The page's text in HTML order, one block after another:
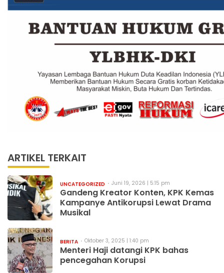
ARTIKEL TERKAIT
UNCATEGORIZED Juni 19, 2026 | 5:15 pm
Gandeng Kreator Konten, KPK Kemas
Kampanye Antikorupsi Lewat Drama
Musikal
BERITA Oktober 3, 2025 | 1:40 pm
Menteri Haji datangi KPK bahas
pencegahan Korupsi